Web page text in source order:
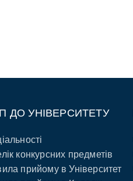
ДО УНІВЕРСИТЕТУ
конкурсних предметів
прийому в Університет